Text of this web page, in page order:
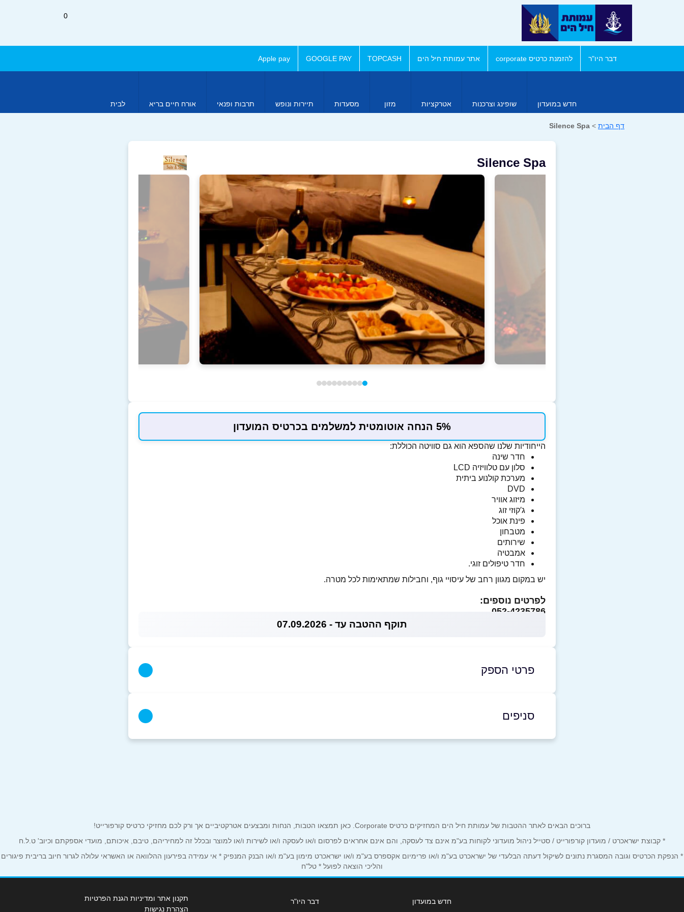
0
דבר היו"ר להזמנת כרטיס corporate אתר עמותת חיל הים TOPCASH
GOOGLE PAY
Apple pay
חדש במועדון שופינג וצרכנות אטרקציות מזון מסעדות תיירות ונופש תרבות ופנאי אורח חיים בריא לבית
דף הבית >
Silence Spa
Silence Spa
5% הנחה אוטומטית למשלמים בכרטיס המועדון
הייחודיות שלנו שהספא הוא גם סוויטה הכוללת:
חדר שינה
סלון עם טלוויזיה LCD
מערכת קולנוע ביתית
DVD
מיזוג אוויר
ג′קוזי זוג
פינת אוכל
מטבחון
שירותים
אמבטיה
חדר טיפולים זוגי.
יש במקום מגוון רחב של עיסויי גוף, וחבילות שמתאימות לכל מטרה.
לפרטים נוספים:
052-4235786
תוקף ההטבה עד - 07.09.2026
פרטי הספק
בפייסבוק
נושא*
אנא חזרו אלי בקשר ל...
הודעה*
סניפים
תל אביב
ברוכים הבאים לאתר ההטבות של עמותת חיל הים המחזיקים כרטיס Corporate. כאן תמצאו הטבות, הנחות ומבצעים אטרקטיביים אך ורק לכם מחזיקי כרטיס קורפורייט!
* קבוצת ישראכרט / מועדון קורפורייט / סטייל ניהול מועדוני לקוחות בע"מ אינם צד לעסקה, והם אינם אחראים לפרסום ו/או לעסקה ו/או לשירות ו/או למוצר ובכלל זה למחיריהם, טיבם, איכותם, מועדי אספקתם וכיוב' ט.ל.ח
* הנפקת הכרטיס וגובה המסגרת נתונים לשיקול דעתה הבלעדי של ישראכרט בע"מ ו/או פרימיום אקספרס בע"מ ו/או ישראכרט מימון בע"מ ו/או הבנק המנפיק * אי עמידה בפירעון ההלוואה או האשראי עלולה לגרור חיוב בריבית פיגורים
והליכי הוצאה לפועל * טל"ח
חדש במועדון
דבר היו"ר
תקנון אתר ומדיניות הגנת הפרטיות
הצהרת נגישות